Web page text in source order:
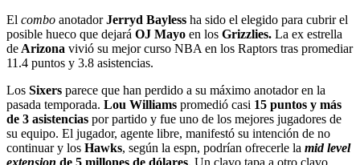
El combo anotadorJerryd Bayless ha sido el elegido para cubrir el
posible hueco que dejará OJ Mayo en los Grizzlies. La ex estrella
de Arizona vivió su mejor curso NBA en los Raptors tras promediar
11.4 puntos y 3.8 asistencias.
Los Sixers parece que han perdido a su máximo anotador en la
pasada temporada. Lou Williams promedió casi 15 puntos y más
de 3 asistencias por partido y fue uno de los mejores jugadores de
su equipo. El jugador, agente libre, manifestó su intención de no
continuar y los Hawks, según la espn, podrían ofrecerle la mid level
extension de 5 millones de dólares. Un clavo tapa a otro clavo